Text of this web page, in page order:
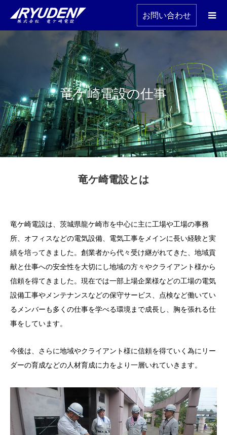
お問い合わせ
竜ケ崎電設の仕事
竜ケ崎電設とは
竜ケ崎電設は、茨城県龍ケ崎市を中心に主に工場や工場の事務
所、オフィスなどの電気設備、電気工事をメインに長い経験と実
績を培ってきました。創業者から代々受け継がれてきた、地域貢
献と仕事への安全性を大切にし地域の方々やクライアント様から
信頼を得てきました。現在では一部上場企業様などの工場の電気
設備工事やメンテナンスなどの保守サービス、点検など働いてい
るメンバーも多くの仕事を学べる環境まで成長し、胸を張れる仕
事をしています。
今後は、さらに地域やクライアント様に信頼を得ていく為にリー
ダーの育成などの人材育成に力をより一層いれていきます。